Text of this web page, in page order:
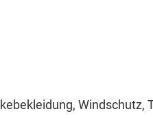
Windschutz,